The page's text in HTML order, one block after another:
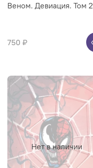
Веном. Девиация. Том 2
750 ₽
Нет в наличии